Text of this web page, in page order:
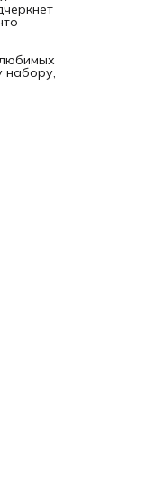
slug/103052734847?
detail.aspx
набору,